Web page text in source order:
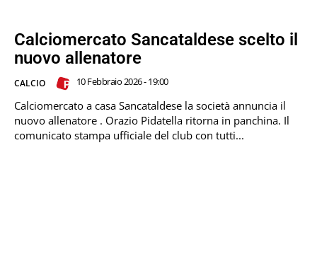
Calciomercato Sancataldese scelto il
nuovo allenatore
CALCIO 10 Febbraio 2026 - 19:00
Calciomercato a casa Sancataldese la società annuncia il
nuovo allenatore . Orazio Pidatella ritorna in panchina. Il
comunicato stampa ufficiale del club con tutti...